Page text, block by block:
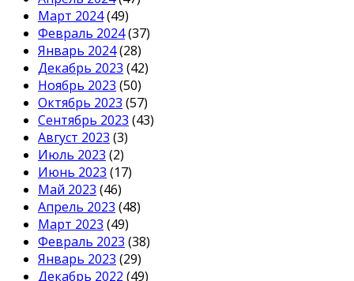
Март 2024(49)
Февраль 2024(37)
Январь 2024(28)
Декабрь 2023 (42)
Ноябрь 2023 (50)
Октябрь 2023 (57)
Сентябрь 2023 (43)
Август 2023 (3)
Июль 2023 (2)
Июнь 2023 (17)
Май 2023 (46)
Апрель 2023 (48)
Март 2023 (49)
Февраль 2023 (38)
Январь 2023 (29)
Декабрь 2022 (49)